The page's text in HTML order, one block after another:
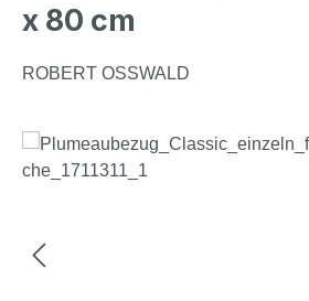
x 80 cm
ROBERT OSSWALD
Bildergalerie überspringen